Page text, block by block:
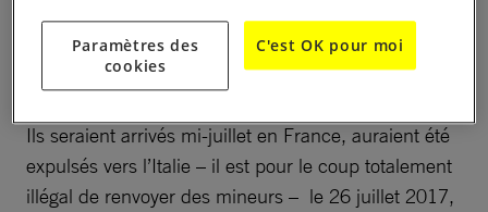
En effet, il a moins porté sur les faits reprochés à
tort à Martine Landry, que sur la chronologie du sort
de ces deux mineurs guinéens.
Ils seraient arrivés mi-juillet en France, auraient été
expulsés vers l’Italie – il est pour le coup totalement
illégal de renvoyer des mineurs – le 26 juillet 2017,
Paramètres des
cookies
C'est OK pour moi